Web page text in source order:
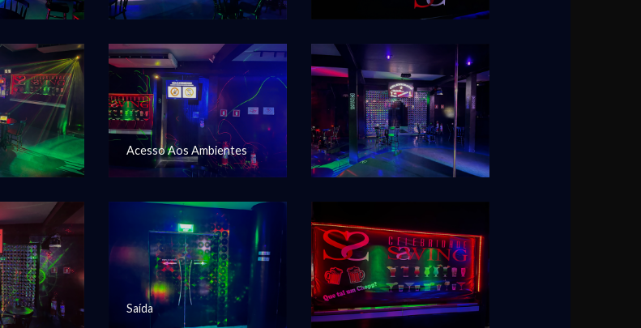
Acesso Aos Ambientes
Saída